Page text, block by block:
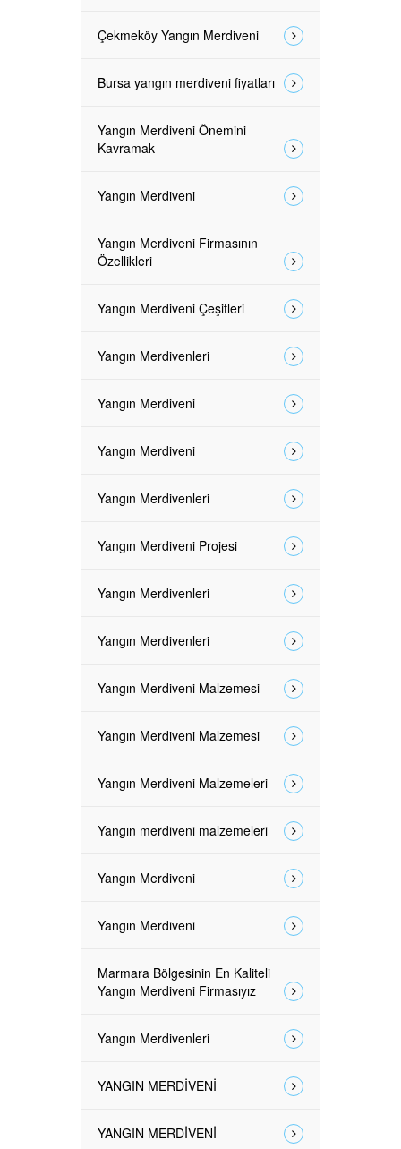
Çekmeköy Yangın Merdiveni
Bursa yangın merdiveni fiyatları
Yangın Merdiveni Önemini
Kavramak
Yangın Merdiveni
Yangın Merdiveni Firmasının
Özellikleri
Yangın Merdiveni Çeşitleri
Yangın Merdivenleri
Yangın Merdiveni
Yangın Merdiveni
Yangın Merdivenleri
Yangın Merdiveni Projesi
Yangın Merdivenleri
Yangın Merdivenleri
Yangın Merdiveni Malzemesi
Yangın Merdiveni Malzemesi
Yangın Merdiveni Malzemeleri
Yangın merdiveni malzemeleri
Yangın Merdiveni
Yangın Merdiveni
Marmara Bölgesinin En Kaliteli
Yangın Merdiveni Firmasıyız
Yangın Merdivenleri
YANGIN MERDİVENİ
YANGIN MERDİVENİ